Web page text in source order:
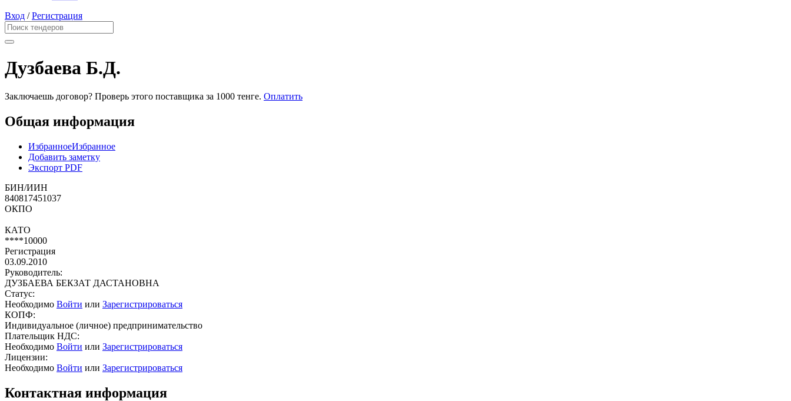
Вход /Регистрация
Дузбаева Б.Д.
Заключаешь договор? Проверь этого поставщика за 1000 тенге. Оплатить
Общая информация
ИзбранноеИзбранное
Добавить заметку
Экспорт PDF
БИН/ИИН
840817451037
ОКПО
КАТО
****10000
Регистрация
03.09.2010
Руководитель:
ДУЗБАЕВА БЕКЗАТ ДАСТАНОВНА
Статус:
Необходимо Войти или Зарегистрироваться
КОПФ:
Индивидуальное (личное) предпринимательство
Плательщик НДС:
Необходимо Войти или Зарегистрироваться
Лицензии:
Необходимо Войти или Зарегистрироваться
Контактная информация